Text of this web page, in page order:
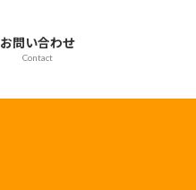
お問い合わせ
Contact